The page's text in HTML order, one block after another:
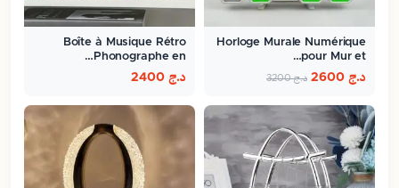
Horloge Murale Numérique
pour Mur et…
د.ج د.ج3200
Boîte à Musique Rétro
Phonographe en…
د.ج